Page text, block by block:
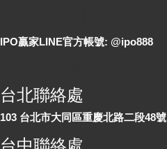
IPO贏家LINE官方帳號: @ipo888
台北聯絡處
103 台北市大同區重慶北路二段48號